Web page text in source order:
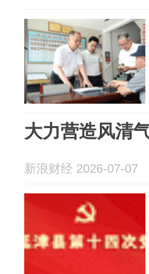
大力营造风清
新浪财经 2026-07-07